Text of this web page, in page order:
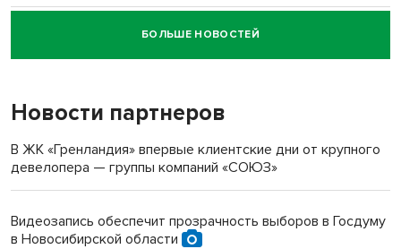
Новосибирский суд наказал водителя за смерть
пенсионерки на вокзале
БОЛЬШЕ НОВОСТЕЙ
Новости партнеров
В ЖК «Гренландия» впервые клиентские дни от крупного
девелопера — группы компаний «СОЮЗ»
Видеозапись обеспечит прозрачность выборов в Госдуму
в Новосибирской области